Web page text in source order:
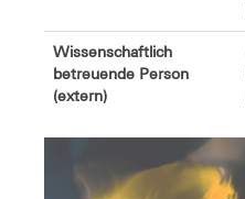
Wissenschaftlich
betreuende Person
(extern)